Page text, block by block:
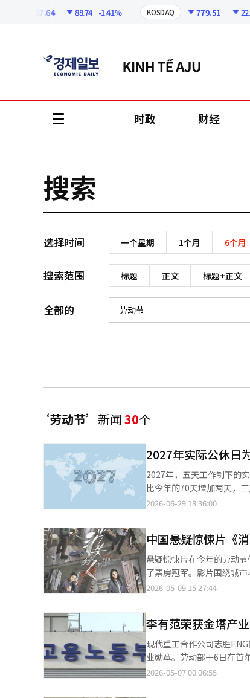
6207.64 88.74 -1.41% KOSDAQ 779.51 22.16
时政 财经
搜索
选择时间 一个星期 1个月 6个月
搜索范围 标题 正文 标题+正文
全部的
‘劳动节’ 新闻30个
2027年实际公休日
2027年，五天工作制下的
比今年的70天增加两天，
国日历制作标准的《2027
天工作制的机构中，政府
劳动节（5月1日）、宪法
的总假期为119天，比今年
△1月1日至3日 △2月6日
至16日 △10月2日至4日
日（星期日）、中秋节在9
30日（星期五）、末伏在
2026-06-29 18:36:00
中国悬疑惊悚片《
悬疑惊悚片在今年的劳动
了票房冠军。影片围绕城
童抚养和赌博成瘾等现代社会的
于鱼缸中，而表面平静的建筑公司徐志杰家庭也
笔逐渐交织在一起。尤其
闭的公寓空间中，任何人都无法逃脱怀疑的阴影。 该片改编
《海葵》。海葵作为一种
隐藏着黑暗内心和秘密。 导演青伟浩在接受当地媒体采访时表示：“某天我走出家门时，看到公寓楼每扇关着的门，
2026-05-09 15:27:44
李有范荣获金塔产
现代重工合作公司志胜
业勋章。劳动部于6日在
的功臣颁发了勋章、奖章
2026-05-07 00:06:55